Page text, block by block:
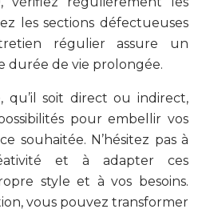
les sections défectueuses
régulier assure un
durée de vie prolongée.
qu’il soit direct ou indirect,
pour embellir vos
souhaitée. N’hésitez pas à
et à adapter ces
style et à vos besoins.
vous pouvez transformer